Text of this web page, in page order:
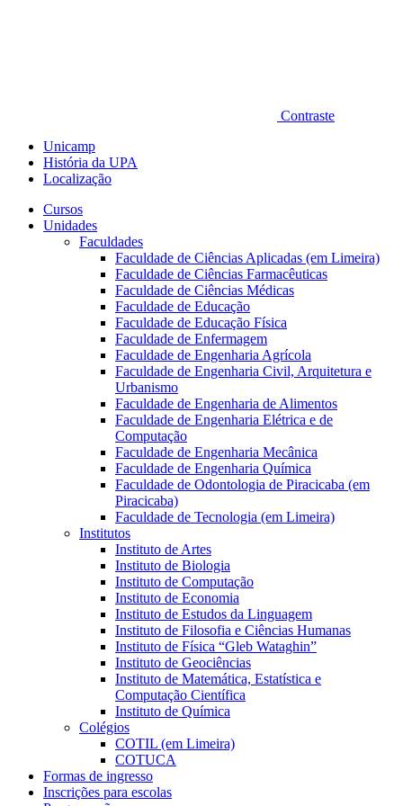
Contraste
Unicamp
História da UPA
Localização
Cursos
Unidades
Faculdades
Faculdade de Ciências Aplicadas (em Limeira)
Faculdade de Ciências Farmacêuticas
Faculdade de Ciências Médicas
Faculdade de Educação
Faculdade de Educação Física
Faculdade de Enfermagem
Faculdade de Engenharia Agrícola
Faculdade de Engenharia Civil, Arquitetura e
Urbanismo
Faculdade de Engenharia de Alimentos
Faculdade de Engenharia Elétrica e de
Computação
Faculdade de Engenharia Mecânica
Faculdade de Engenharia Química
Faculdade de Odontologia de Piracicaba (em
Piracicaba)
Faculdade de Tecnologia (em Limeira)
Institutos
Instituto de Artes
Instituto de Biologia
Instituto de Computação
Instituto de Economia
Instituto de Estudos da Linguagem
Instituto de Filosofia e Ciências Humanas
Instituto de Física “Gleb Wataghin”
Instituto de Geociências
Instituto de Matemática, Estatística e
Computação Científica
Instituto de Química
Colégios
COTIL (em Limeira)
COTUCA
Formas de ingresso
Inscrições para escolas